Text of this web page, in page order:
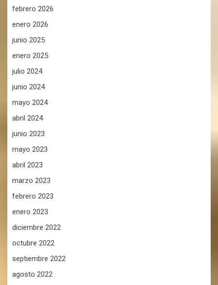
febrero 2026
enero 2026
junio 2025
enero 2025
julio 2024
junio 2024
mayo 2024
abril 2024
junio 2023
mayo 2023
abril 2023
marzo 2023
febrero 2023
enero 2023
diciembre 2022
octubre 2022
septiembre 2022
agosto 2022